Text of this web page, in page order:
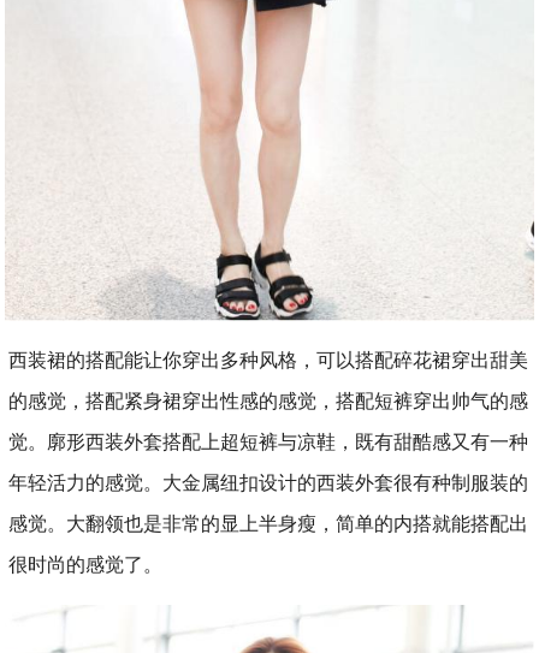
西装裙的搭配能让你穿出多种风格，可以搭配碎花裙穿出甜美
的感觉，搭配紧身裙穿出性感的感觉，搭配短裤穿出帅气的感
觉。廓形西装外套搭配上超短裤与凉鞋，既有甜酷感又有一种
年轻活力的感觉。大金属纽扣设计的西装外套很有种制服装的
感觉。大翻领也是非常的显上半身瘦，简单的内搭就能搭配出
很时尚的感觉了。